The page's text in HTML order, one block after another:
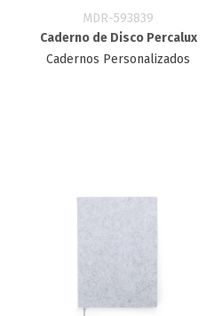
MDR-593839
Caderno de Disco Percalux
Cadernos Personalizados